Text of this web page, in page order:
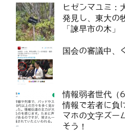
ヒゼンマユミ：
発見し、東大の
「諫早市の木」
国会の審議中、
情報弱者世代（
情報で若者に負
マホの文字ズー
そう！